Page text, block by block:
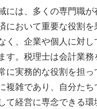
は、多くの専門職
において重要な役割
、企業や個人に対
。税理士は会計業
実務的な役割を担
雑であり、自分た
経営に専念できる環